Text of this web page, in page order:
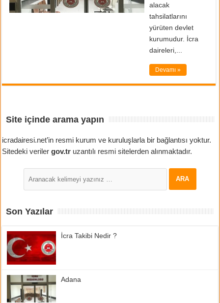
alacak
tahsilatlarını
yürüten devlet
kurumudur. İcra
daireleri,...
Devamı »
Site içinde arama yapın
icradairesi.net’in resmi kurum ve kuruluşlarla bir bağlantısı yoktur.
Sitedeki verilergov.tr uzantılı resmi sitelerden alınmaktadır.
Son Yazılar
İcra Takibi Nedir ?
Adana